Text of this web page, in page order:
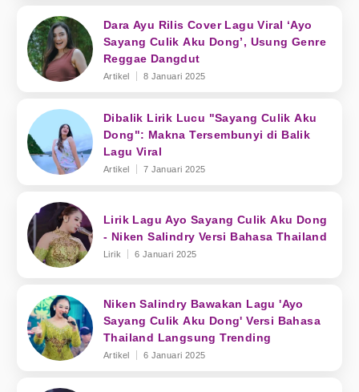
Dara Ayu Rilis Cover Lagu Viral ‘Ayo
Sayang Culik Aku Dong’, Usung Genre
Reggae Dangdut
Artikel 8 Januari 2025
Dibalik Lirik Lucu "Sayang Culik Aku
Dong": Makna Tersembunyi di Balik
Lagu Viral
Artikel 7 Januari 2025
Lirik Lagu Ayo Sayang Culik Aku Dong
- Niken Salindry Versi Bahasa Thailand
Lirik 6 Januari 2025
Niken Salindry Bawakan Lagu 'Ayo
Sayang Culik Aku Dong' Versi Bahasa
Thailand Langsung Trending
Artikel 6 Januari 2025